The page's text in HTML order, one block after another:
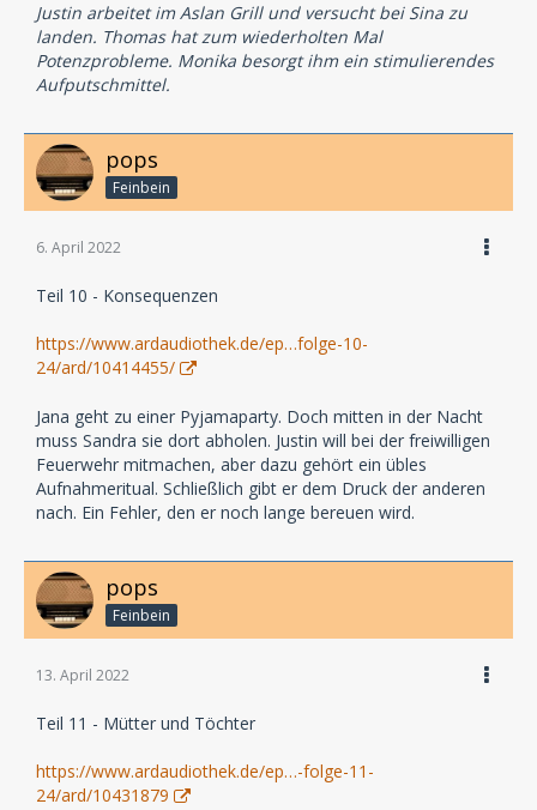
Justin arbeitet im Aslan Grill und versucht bei Sina zu
landen. Thomas hat zum wiederholten Mal
Potenzprobleme. Monika besorgt ihm ein stimulierendes
Aufputschmittel.
pops
Feinbein
6. April 2022
Teil 10 - Konsequenzen
https://www.ardaudiothek.de/ep…folge-10-
24/ard/10414455/
Jana geht zu einer Pyjamaparty. Doch mitten in der Nacht
muss Sandra sie dort abholen. Justin will bei der freiwilligen
Feuerwehr mitmachen, aber dazu gehört ein übles
Aufnahmeritual. Schließlich gibt er dem Druck der anderen
nach. Ein Fehler, den er noch lange bereuen wird.
pops
Feinbein
13. April 2022
Teil 11 - Mütter und Töchter
https://www.ardaudiothek.de/ep…-folge-11-
24/ard/10431879